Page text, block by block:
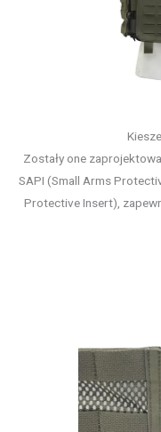
Zostały one
SAPI (Small Arms
Protective Insert),